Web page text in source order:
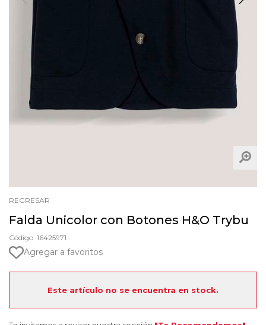
REGRESAR
Falda Unicolor con Botones H&O Trybu
Código: 16425971
Agregar a favoritos
Este artículo no se encuentra en stock.